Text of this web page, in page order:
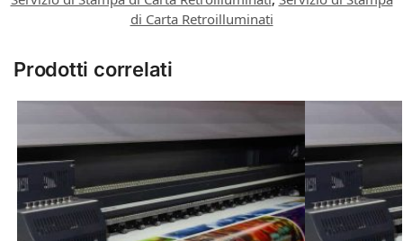
di Carta Retroilluminati
Prodotti correlati